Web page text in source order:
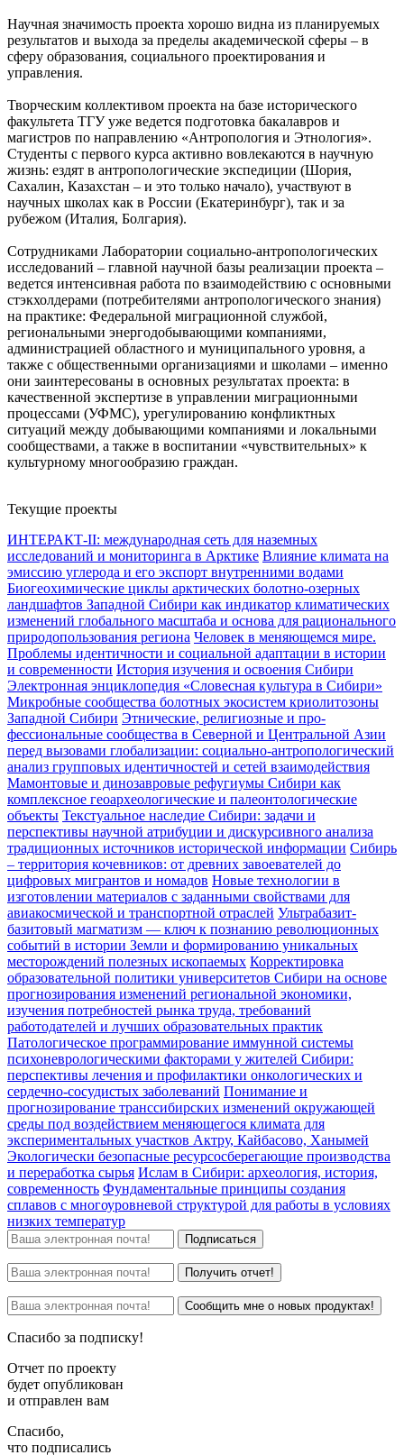
Научная значимость проекта хорошо видна из планируемых
результатов и выхода за пределы академической сферы – в
сферу образования, социального проектирования и
управления.
Творческим коллективом проекта на базе исторического
факультета ТГУ уже ведется подготовка бакалавров и
магистров по направлению «Антропология и Этнология».
Студенты с первого курса активно вовлекаются в научную
жизнь: ездят в антропологические экспедиции (Шория,
Сахалин, Казахстан – и это только начало), участвуют в
научных школах как в России (Екатеринбург), так и за
рубежом (Италия, Болгария).
Сотрудниками Лаборатории социально-антропологических
исследований – главной научной базы реализации проекта –
ведется интенсивная работа по взаимодействию с основными
стэкхолдерами (потребителями антропологического знания)
на практике: Федеральной миграционной службой,
региональными энергодобывающими компаниями,
администрацией областного и муниципального уровня, а
также с общественными организациями и школами – именно
они заинтересованы в основных результатах проекта: в
качественной экспертизе в управлении миграционными
процессами (УФМС), урегулированию конфликтных
ситуаций между добывающими компаниями и локальными
сообществами, а также в воспитании «чувствительных» к
культурному многообразию граждан.
Текущие проекты
ИНТЕРАКТ-II: международная сеть для наземных
исследований и мониторинга в Арктике Влияние климата на
эмиссию углерода и его экспорт внутренними водами
Биогеохимические циклы арктических болотно-озерных
ландшафтов Западной Сибири как индикатор климатических
изменений глобального масштаба и основа для рационального
природопользования региона Человек в меняющемся мире.
Проблемы идентичности и социальной адаптации в истории
и современности История изучения и освоения Сибири
Электронная энциклопедия «Словесная культура в Сибири»
Микробные сообщества болотных экосистем криолитозоны
Западной Сибири Этнические, религиозные и про­
фессиональные сообще­ства в Се­верной и Централь­ной Азии
перед вызовами глобали­зации: соци­ально-антропологи­ческий
анализ групповых иден­тичностей и сетей взаимодей­ствия
Мамонтовые и динозавровые рефугиумы Сибири как
комплексное геоархеологические и палеонтологические
объекты Текстуальное наследие Сибири: задачи и
перспективы научной атрибуции и дискурсивного анализа
традиционных источников исторической информации Сибирь
– территория кочевников: от древних завоевателей до
цифровых мигрантов и номадов Новые технологии в
изготовлении материалов с заданными свойствами для
авиакосмической и транспортной отраслей Ультрабазит-
базитовый магматизм — ключ к познанию революционных
событий в истории Земли и формированию уникальных
месторождений полезных ископаемых Корректировка
образовательной политики университетов Сибири на основе
прогнозирования изменений региональной экономики,
изучения потребностей рынка труда, требований
работодателей и лучших образовательных практик
Патологическое программирование иммунной системы
психоневрологическими факторами у жителей Сибири:
перспективы лечения и профилактики онкологических и
сердечно-сосудистых заболеваний Понимание и
прогнозирование транссибирских изменений окружающей
среды под воздействием меняющегося климата для
экспериментальных участков Актру, Кайбасово, Ханымей
Экологически безопасные ресурсосберегающие производства
и переработка сырья Ислам в Сибири: археология, история,
современность Фундаментальные принципы создания
сплавов с многоуровневой структурой для работы в условиях
низких температур
Подписаться
Получить отчет!
Сообщить мне о новых продуктах!
Спасибо за подписку!
Отчет по проекту
будет опубликован
и отправлен вам
Спасибо,
что подписались